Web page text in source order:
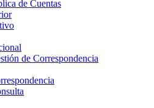
de Cuentas
de Correspondencia